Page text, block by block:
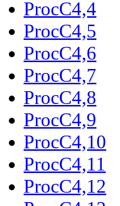
ProcC4,4
ProcC4,5
ProcC4,6
ProcC4,7
ProcC4,8
ProcC4,9
ProcC4,10
ProcC4,11
ProcC4,12